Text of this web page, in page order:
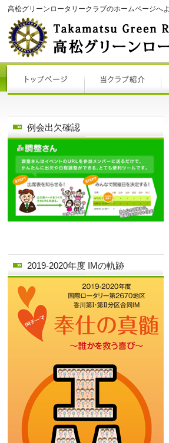
高松グリーンロータリークラブのホームページへ
例会出欠確認
2019-2020年度 IMの軌跡